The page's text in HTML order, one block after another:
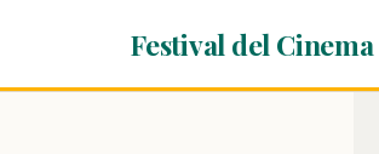
Festival del Cinema